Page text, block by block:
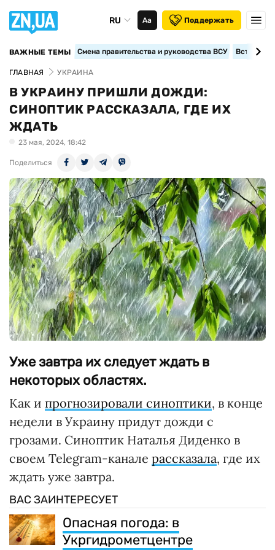
RU Аа Поддержать
ВАЖНЫЕ ТЕМЫ Смена правительства и руководства ВСУ
ГЛАВНАЯ УКРАИНА
В УКРАИНУ ПРИШЛИ ДОЖДИ:
СИНОПТИК РАССКАЗАЛА, ГДЕ ИХ
ЖДАТЬ
23 мая, 2024, 18:42
Поделиться
Уже завтра их следует ждать в
некоторых областях.
Как и прогнозировали синоптики, в конце
недели в Украину придут дожди с
грозами. Синоптик Наталья Диденко в
своем Telegram-канале рассказала, где их
ждать уже завтра.
ВАС ЗАИНТЕРЕСУЕТ
Опасная погода: в
Укргидрометцентре